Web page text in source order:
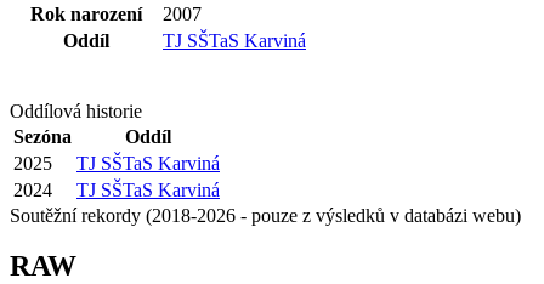
Rok narození
2007
Oddíl
TJ SŠTaS Karviná
Oddílová historie
Sezóna
Oddíl
2025
TJ SŠTaS Karviná
2024
TJ SŠTaS Karviná
Soutěžní rekordy (2018-2026 - pouze z výsledků v databázi webu)
RAW